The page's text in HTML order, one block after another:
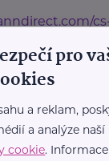
přehled
pro
a reklam,
a analýze
cookie.